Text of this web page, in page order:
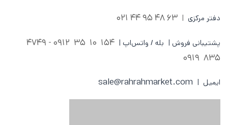
دفتر مرکزی |
63 48 95 44 021
پشتیبانی فروش | بله / واتس‌اپ | 154 10 35
835 0919
ایمیل | sale@rahrahmarket.com